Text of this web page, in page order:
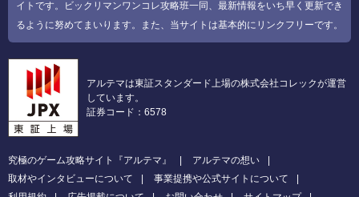
イトです。ビックリマンワンコレ攻略班一同、最新情報をいち早く更新でき
るように努めてまいります。また、当サイトは基本的にリンクフリーです。
アルテマは東証スタンダード上場の株式会社コレックが運営
しています。
証券コード：6578
究極のゲーム攻略サイト『アルテマ』
アルテマの想い
取材やインタビューについて
事業提携や公式サイトについて